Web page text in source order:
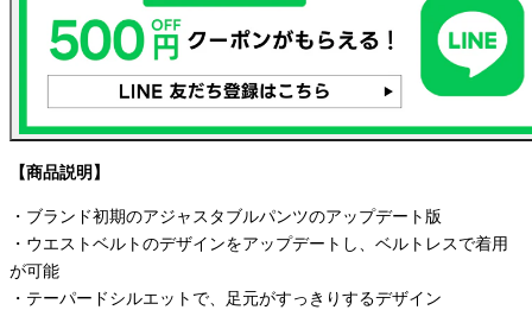
【商品説明】
・ブランド初期のアジャスタブルパンツのアップデート版
・ウエストベルトのデザインをアップデートし、ベルトレスで着用
が可能
・テーパードシルエットで、足元がすっきりするデザイン